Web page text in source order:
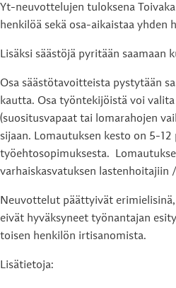
Yt-neuvottelujen tuloksena
henkilöä sekä osa-aikaistaa yhden
Lisäksi säästöjä pyritään saamaan
Osa säästötavoitteista pystytään
kautta. Osa työntekijöistä voi
(suositusvapaat tai lomarahojen
sijaan. Lomautuksen kesto on 5-12
työehtosopimuksesta.
varhaiskasvatuksen lastenhoitajiin
Neuvottelut päättyivät
eivät hyväksyneet työnantajan
toisen henkilön irtisanomista.
Lisätietoja: